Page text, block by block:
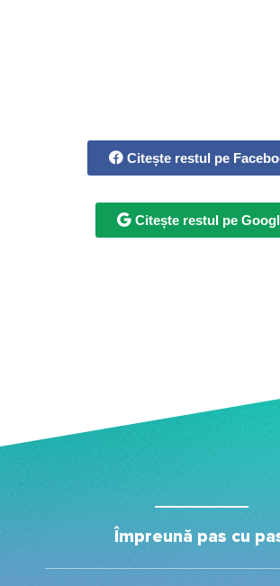
Citește restul pe
Citește restul pe
Împreună pas cu